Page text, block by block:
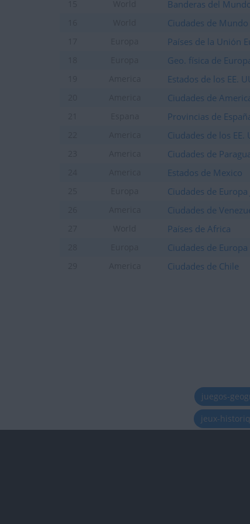
Banderas del
Ciudades de
Países de la Unión
Geo. física de
Estados de los EE.
Ciudades de
Provincias de
Ciudades de los EE.
Ciudades de
Estados de Mexico
Ciudades de
Ciudades de
Países de Africa
Ciudades de
Ciudades de Chile
juegos-
jeux-